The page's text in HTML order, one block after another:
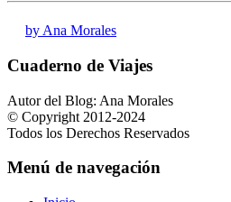
by Ana Morales
Cuaderno de Viajes
Autor del Blog: Ana Morales
© Copyright 2012-2024
Todos los Derechos Reservados
Menú de navegación